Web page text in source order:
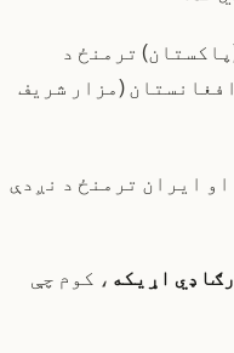
ترمنځ د
(مزار شریف
او ایران ترمنځ د نږدې
اړیکه ، کوم چې